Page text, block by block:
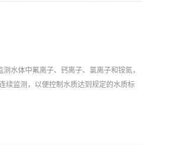
水体中氟离子、钙离子、氯离子和铵氮，
续监测，以便控制水质达到规定的水质标